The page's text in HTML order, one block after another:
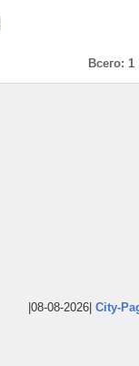
Всего: 1
|08-08-2026| City-